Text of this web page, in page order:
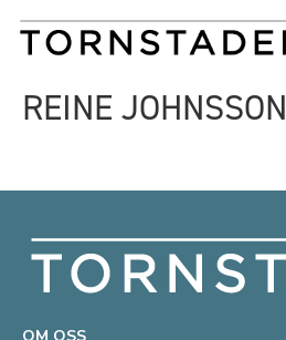
REINE JOHNSSON